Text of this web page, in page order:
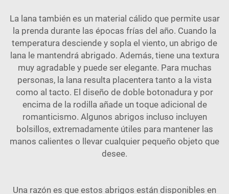
La lana también es un material cálido que permite usar
la prenda durante las épocas frías del año. Cuando la
temperatura desciende y sopla el viento, un abrigo de
lana le mantendrá abrigado. Además, tiene una textura
muy agradable y puede ser elegante. Para muchas
personas, la lana resulta placentera tanto a la vista
como al tacto. El diseño de doble botonadura y por
encima de la rodilla añade un toque adicional de
romanticismo. Algunos abrigos incluso incluyen
bolsillos, extremadamente útiles para mantener las
manos calientes o llevar cualquier pequeño objeto que
desee.
Una razón es que estos abrigos están disponibles en